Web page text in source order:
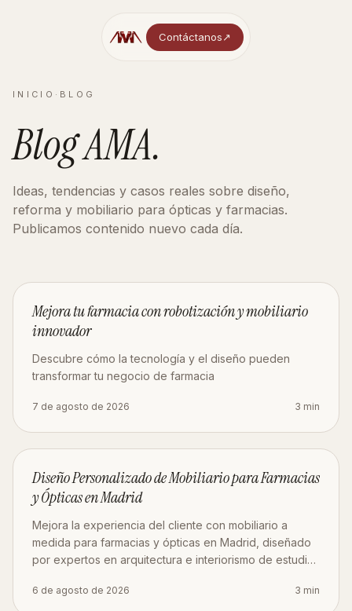
Contáctanos↗︎
INICIO · BLOG
BlogAMA.
Ideas, tendencias y casos reales sobre diseño,
reforma y mobiliario para ópticas y farmacias.
Publicamos contenido nuevo cada día.
Mejora tu farmacia con robotización y mobiliario
innovador
Descubre cómo la tecnología y el diseño pueden
transformar tu negocio de farmacia
7 de agosto de 2026 3 min
Diseño Personalizado de Mobiliario para Farmacias
y Ópticas en Madrid
Mejora la experiencia del cliente con mobiliario a
medida para farmacias y ópticas en Madrid, diseñado
por expertos en arquitectura e interiorismo de estudio
6 de agosto de 2026 3 min